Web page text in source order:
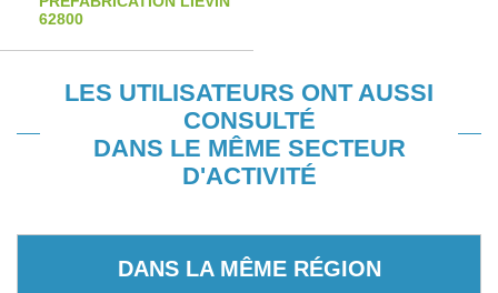
62800
LES UTILISATEURS ONT AUSSI
CONSULTÉ
DANS LE MÊME SECTEUR
D'ACTIVITÉ
DANS LA MÊME RÉGION